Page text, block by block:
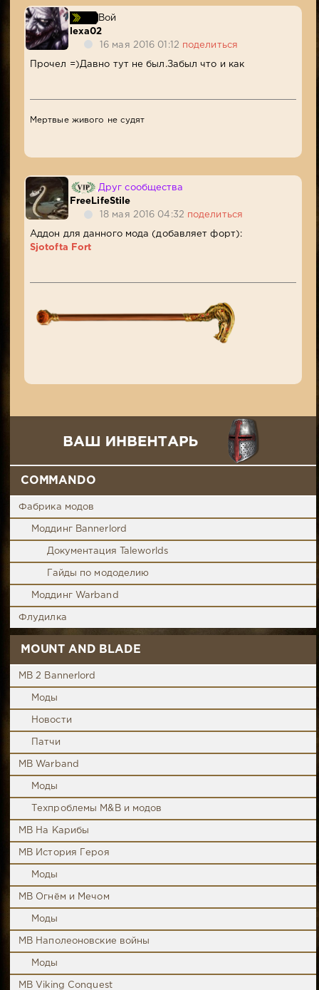
Вой
lexa02
16 мая 2016 01:12 поделиться
Прочел =)Давно тут не был.Забыл что и как
Мертвые живого не судят
Друг сообщества
FreeLifeStile
18 мая 2016 04:32
поделиться
Аддон для данного мода (добавляет форт):
Sjotofta Fort
COMMANDO
Фабрика модов
Моддинг Bannerlord
Документация Taleworlds
Гайды по мододелию
Моддинг Warband
Флудилка
MOUNT AND BLADE
MB 2 Bannerlord
Моды
Новости
Патчи
MB Warband
Моды
Техпроблемы M&B и модов
MB На Карибы
MB История Героя
Моды
MB Огнём и Мечом
Моды
MB Наполеоновские войны
Моды
MB Viking Conquest